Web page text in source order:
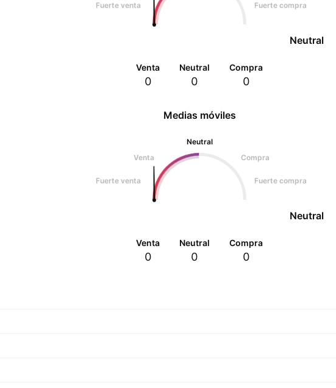
Fuerte venta Fuerte compra
Neutral
Venta
0
Neutral
0
Compra
0
Medias móviles
Neutral
Venta
Compra
Fuerte venta Fuerte compra
Neutral
Venta
0
Neutral
0
Compra
0